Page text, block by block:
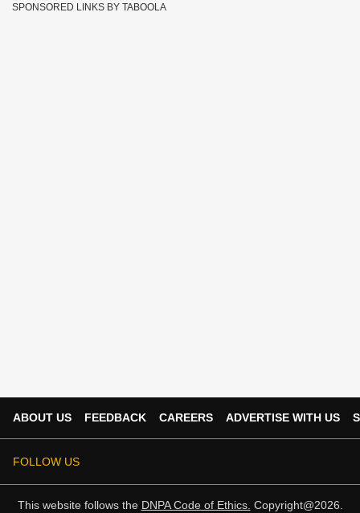
SPONSORED LINKS BY TABOOLA
ABOUT US FEEDBACK CAREERS ADVERTISE WITH US
FOLLOW US
This website follows the DNPA Code of Ethics. Copyright@2026.